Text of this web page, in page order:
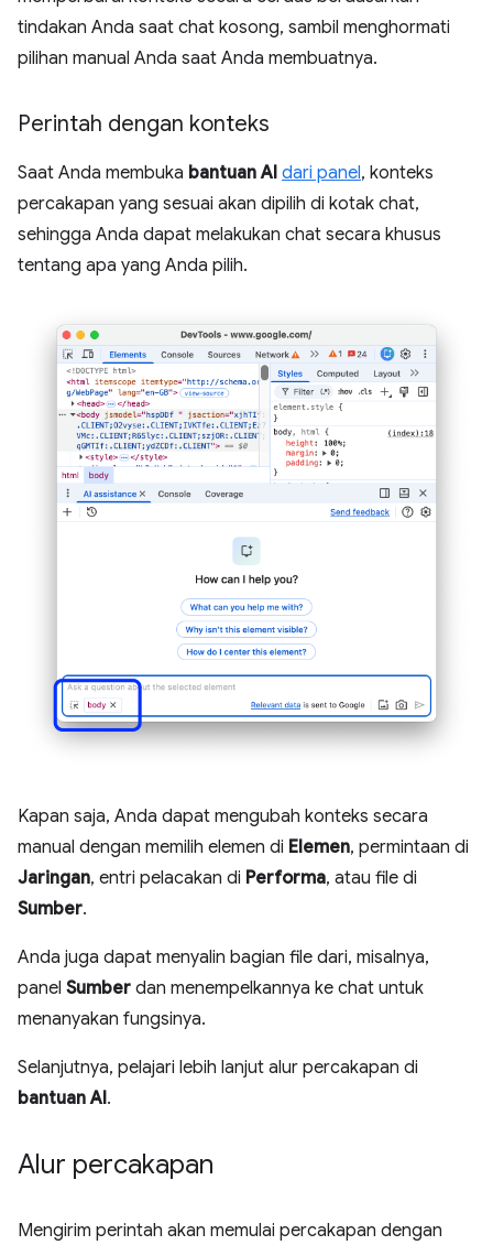
tindakan Anda saat chat kosong, sambil menghormati
pilihan manual Anda saat Anda membuatnya.
Perintah dengan konteks
Saat Anda membuka bantuan AI dari panel, konteks
percakapan yang sesuai akan dipilih di kotak chat,
sehingga Anda dapat melakukan chat secara khusus
tentang apa yang Anda pilih.
Kapan saja, Anda dapat mengubah konteks secara
manual dengan memilih elemen di Elemen, permintaan di
Jaringan, entri pelacakan di Performa, atau file di
Sumber.
Anda juga dapat menyalin bagian file dari, misalnya,
panel Sumber dan menempelkannya ke chat untuk
menanyakan fungsinya.
Selanjutnya, pelajari lebih lanjut alur percakapan di
bantuan AI.
Alur percakapan
Mengirim perintah akan memulai percakapan dengan